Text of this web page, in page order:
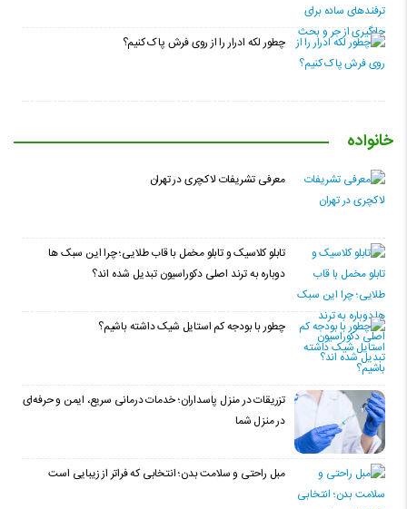
چطور لکه ادرار را از روی فرش پاک کنیم؟
خانواده
معرفی تشریفات لاکچری در تهران
تابلو کلاسیک و تابلو مخمل با قاب طلایی؛ چرا این سبک ها
دوباره به ترند اصلی دکوراسیون تبدیل شده اند؟
چطور با بودجه کم استایل شیک داشته باشیم؟
تزریقات در منزل پاسداران؛ خدمات درمانی سریع، ایمن و حرفه‌ای
در منزل شما
مبل راحتی و سلامت بدن؛ انتخابی که فراتر از زیبایی است